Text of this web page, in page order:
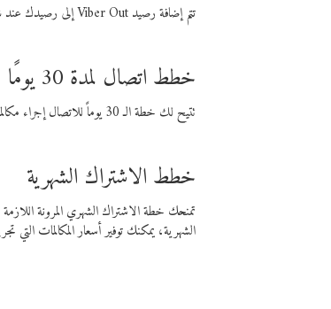
تتم إضافة رصيد Viber Out إلى رصيدك عند شراء أي مبلغ. باستخدام رصيدك، يمكنك إجراء مكالمات إلى أي رقم في العالم بأسعار فايبر المنخفضة.
خطط اتصال لمدة 30 يومًا
تتيح لك خطة الـ 30 يوماً للاتصال إجراء مكالمات دولية إلى الوجهة التي تختارها لمدة 30 يوماً بأسعار فايبر المنخفضة.
خطط الاشتراك الشهرية
تمنحك خطة الاشتراك الشهري المرونة
الشهرية، يمكنك توفير أسعار المكالمات التي